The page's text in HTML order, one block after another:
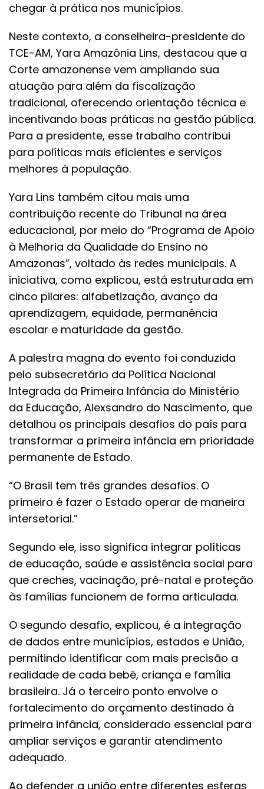
chegar à prática nos municípios.
Neste contexto, a conselheira-presidente do
TCE-AM, Yara Amazônia Lins, destacou que a
Corte amazonense vem ampliando sua
atuação para além da fiscalização
tradicional, oferecendo orientação técnica e
incentivando boas práticas na gestão pública.
Para a presidente, esse trabalho contribui
para políticas mais eficientes e serviços
melhores à população.
Yara Lins também citou mais uma
contribuição recente do Tribunal na área
educacional, por meio do “Programa de Apoio
à Melhoria da Qualidade do Ensino no
Amazonas”, voltado às redes municipais. A
iniciativa, como explicou, está estruturada em
cinco pilares: alfabetização, avanço da
aprendizagem, equidade, permanência
escolar e maturidade da gestão.
A palestra magna do evento foi conduzida
pelo subsecretário da Política Nacional
Integrada da Primeira Infância do Ministério
da Educação, Alexsandro do Nascimento, que
detalhou os principais desafios do país para
transformar a primeira infância em prioridade
permanente de Estado.
“O Brasil tem três grandes desafios. O
primeiro é fazer o Estado operar de maneira
intersetorial.”
Segundo ele, isso significa integrar políticas
de educação, saúde e assistência social para
que creches, vacinação, pré-natal e proteção
às famílias funcionem de forma articulada.
O segundo desafio, explicou, é a integração
de dados entre municípios, estados e União,
permitindo identificar com mais precisão a
realidade de cada bebê, criança e família
brasileira. Já o terceiro ponto envolve o
fortalecimento do orçamento destinado à
primeira infância, considerado essencial para
ampliar serviços e garantir atendimento
adequado.
Ao defender a união entre diferentes esferas